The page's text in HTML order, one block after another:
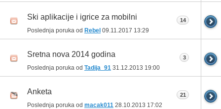
Ski aplikacije i igrice za mobilni
Poslednja poruka od Rebel 09.11.2017 13:29
14
Sretna nova 2014 godina
Poslednja poruka od Tadija_91 31.12.2013 19:00
3
Anketa
Poslednja poruka od macak011 28.10.2013 17:02
21